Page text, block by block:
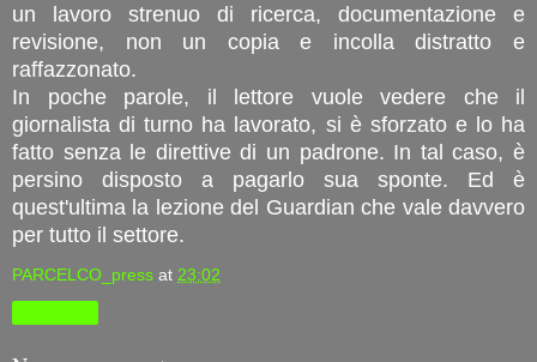
un lavoro strenuo di ricerca, documentazione e
revisione, non un copia e incolla distratto e
raffazzonato.
In poche parole, il lettore vuole vedere che il
giornalista di turno ha lavorato, si è sforzato e lo ha
fatto senza le direttive di un padrone. In tal caso, è
persino disposto a pagarlo sua sponte. Ed è
quest'ultima la lezione del Guardian che vale davvero
per tutto il settore.
PARCELCO_press at 23:02